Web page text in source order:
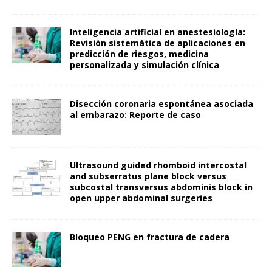
Inteligencia artificial en anestesiología:
Revisión sistemática de aplicaciones en
predicción de riesgos, medicina
personalizada y simulación clínica
Disección coronaria espontánea asociada
al embarazo: Reporte de caso
Ultrasound guided rhomboid intercostal
and subserratus plane block versus
subcostal transversus abdominis block in
open upper abdominal surgeries
Bloqueo PENG en fractura de cadera